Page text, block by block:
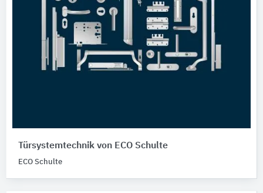
Türsystemtechnik von ECO Schulte
ECO Schulte